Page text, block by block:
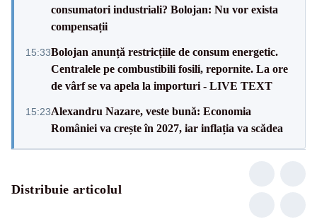
consumatori industriali? Bolojan: Nu vor exista
compensații
15:33Bolojan anunță restricțiile de consum energetic.
Centralele pe combustibili fosili, repornite. La ore
de vârf se va apela la importuri - LIVE TEXT
15:23Alexandru Nazare, veste bună: Economia
României va crește în 2027, iar inflația va scădea
Distribuie articolul